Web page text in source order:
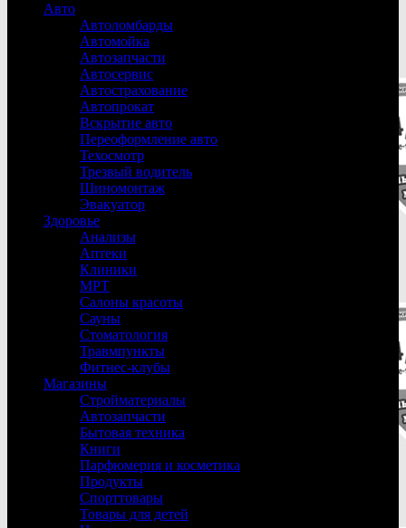
Авто
Автоломбарды
Автомойка
Автозапчасти
Автосервис
Автострахование
Автопрокат
Вскрытие авто
Переоформление авто
Техосмотр
Трезвый водитель
Шиномонтаж
Эвакуатор
Здоровье
Анализы
Аптеки
Клиники
МРТ
Салоны красоты
Сауны
Стоматология
Травмпункты
Фитнес-клубы
Магазины
Стройматериалы
Автозапчасти
Бытовая техника
Книги
Парфюмерия и косметика
Продукты
Спорттовары
Товары для детей